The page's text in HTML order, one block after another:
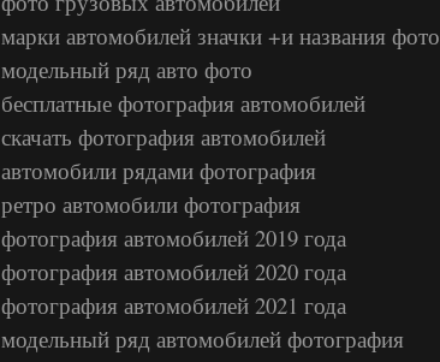
марки автомобилей значки +и названия фото
модельный ряд авто фото
бесплатные фотография автомобилей
скачать фотография автомобилей
автомобили рядами фотография
ретро автомобили фотография
фотография автомобилей 2019 года
фотография автомобилей 2020 года
фотография автомобилей 2021 года
модельный ряд автомобилей фотография